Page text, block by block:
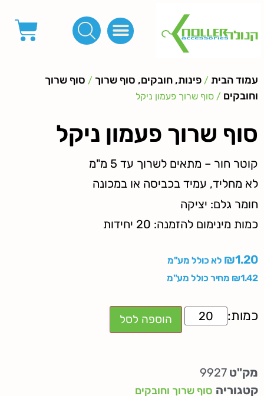
עמוד הבית / פינות, חובקים, סוף שרוך / סוף שרוך
וחובקים / סוף שרוך פעמון ניקל
סוף שרוך פעמון ניקל
קוטר חור – מתאים לשרוך עד 5 מ"מ
לא מחליד, עמיד בכביסה או במכונה
חומר גלם: יציקה
כמות מינימום להזמנה: 20 יחידות
₪1.20
לא כולל מע"מ
₪1.42 מחיר כולל מע"מ
הוספה לסל
מק"ט 9927
קטגוריה סוף שרוך וחובקים